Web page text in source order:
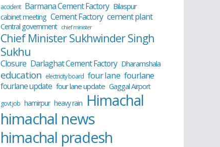
accident Barmana Cement Factory Bilaspur
cabinet meeting Cement Factory cement plant
Central government chief minister
Chief Minister Sukhwinder Singh
Sukhu
Closure Darlaghat Cement Factory Dharamshala
education electricity board four lane fourlane
fourlane update four lane update Gaggal Airport
govt job hamirpur heavy rain Himachal
himachal news
himachal pradesh